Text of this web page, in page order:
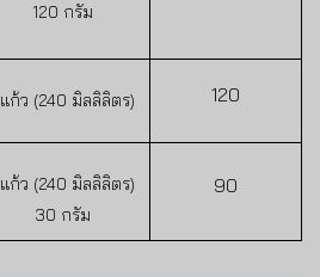
120 กรัม
แก้ว (240 มิลลิลิตร) 120
แก้ว (240 มิลลิลิตร)
30 กรัม
90